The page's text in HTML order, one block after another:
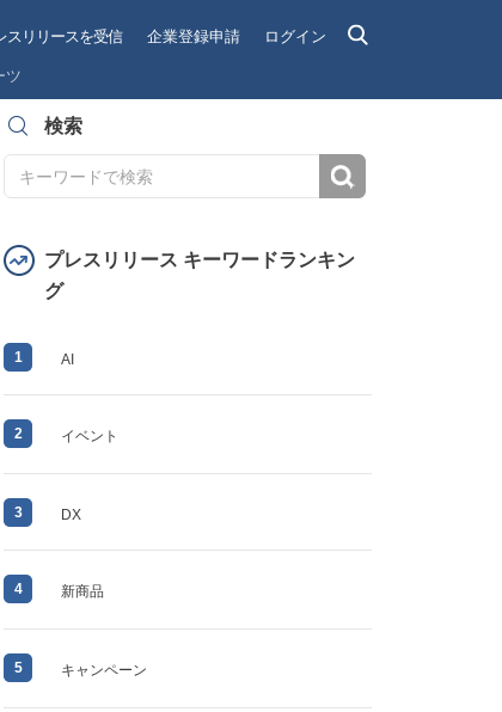
スリリースを受信 企業登録申請 ログイン
ツ
検索
プレスリリース キーワードランキン
グ
1 AI
2 イベント
3 DX
4 新商品
5 キャンペーン